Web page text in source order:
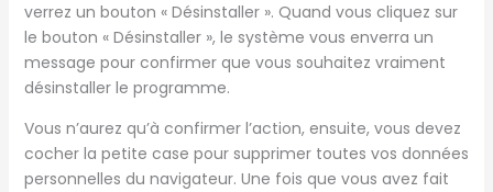
verrez un bouton « Désinstaller ». Quand vous cliquez sur
le bouton « Désinstaller », le système vous enverra un
message pour confirmer que vous souhaitez vraiment
désinstaller le programme.
Vous n’aurez qu’à confirmer l’action, ensuite, vous devez
cocher la petite case pour supprimer toutes vos données
personnelles du navigateur. Une fois que vous avez fait